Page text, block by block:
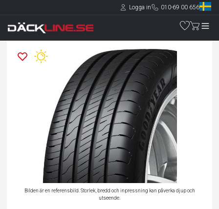
Logga in 010-69 00 656
Bilden är en referensbild. Storlek, bredd och inpressning kan påverka djup och
utseende.